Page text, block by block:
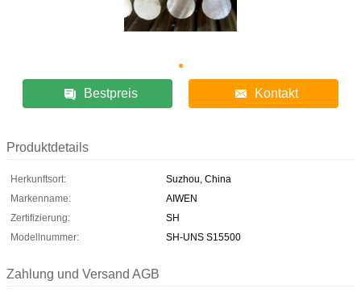
Bestpreis Kontakt
Produktdetails
Herkunftsort:
Suzhou, China
Markenname:
AIWEN
Zertifizierung:
SH
Modellnummer:
SH-UNS S15500
Zahlung und Versand AGB